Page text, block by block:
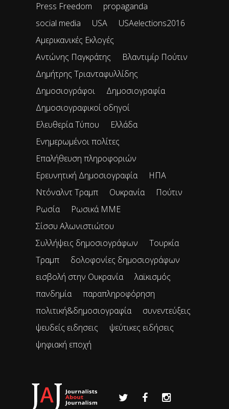
Press Freedom
propaganda
social media
USA
USAelections2016
Αμερικανικές Εκλογές
Αντώνης Παγκράτης
Βλαντιμίρ Πούτιν
Δημήτρης Τριανταφυλλίδης
Δημοσιογράφοι
Δημοσιογραφία
Δημοσιογραφικοί οδηγοί
Ελευθερία Τύπου
Ελλάδα
Ενημερωμένοι πολίτες
Επαλήθευση πληροφοριών
Ερευνητική Δημοσιογραφία
ΗΠΑ
Ντόναλντ Τραμπ
Ουκρανία
Πούτιν
Ρωσία
Ρωσικά ΜΜΕ
Σίσσυ Αλωνιστιώτου
Συλλήψεις δημοσιογράφων
Τουρκία
Τραμπ
δολοφονίες δημοσιογράφων
εισβολή στην Ουκρανία
λαϊκισμός
πανδημία
παραπληροφόρηση
πολιτική&δημοσιογραφία
συνεντεύξεις
ψευδείς ειδησεις
ψεύτικες ειδήσεις
ψηφιακή εποχή